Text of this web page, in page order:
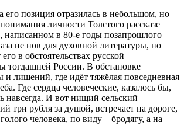
его позиция отразилась в небольшом, но
личности Толстого рассказе
в 80-е годы позапрошлого
не нов для духовной литературы, но
в обстоятельствах русской
тогдашней России. В обстановке
лишений, где идёт тяжёлая повседневная
Где сердца человеческие, казалось бы,
навсегда. И вот нищий сельский
три рубля за душой, встречает на дороге,
человека, по виду – бродягу, а на